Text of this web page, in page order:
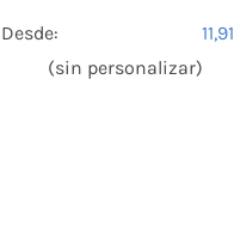
Desde: 11,91
(sin personalizar)